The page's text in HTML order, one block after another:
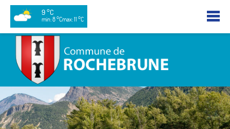
9 °C
min: 8 °Cmax: 11 °C